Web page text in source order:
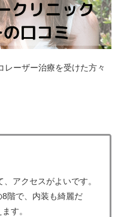
レーザー治療を受けた方々
アクセスがよいです。
階で、内装も綺麗だ
す。